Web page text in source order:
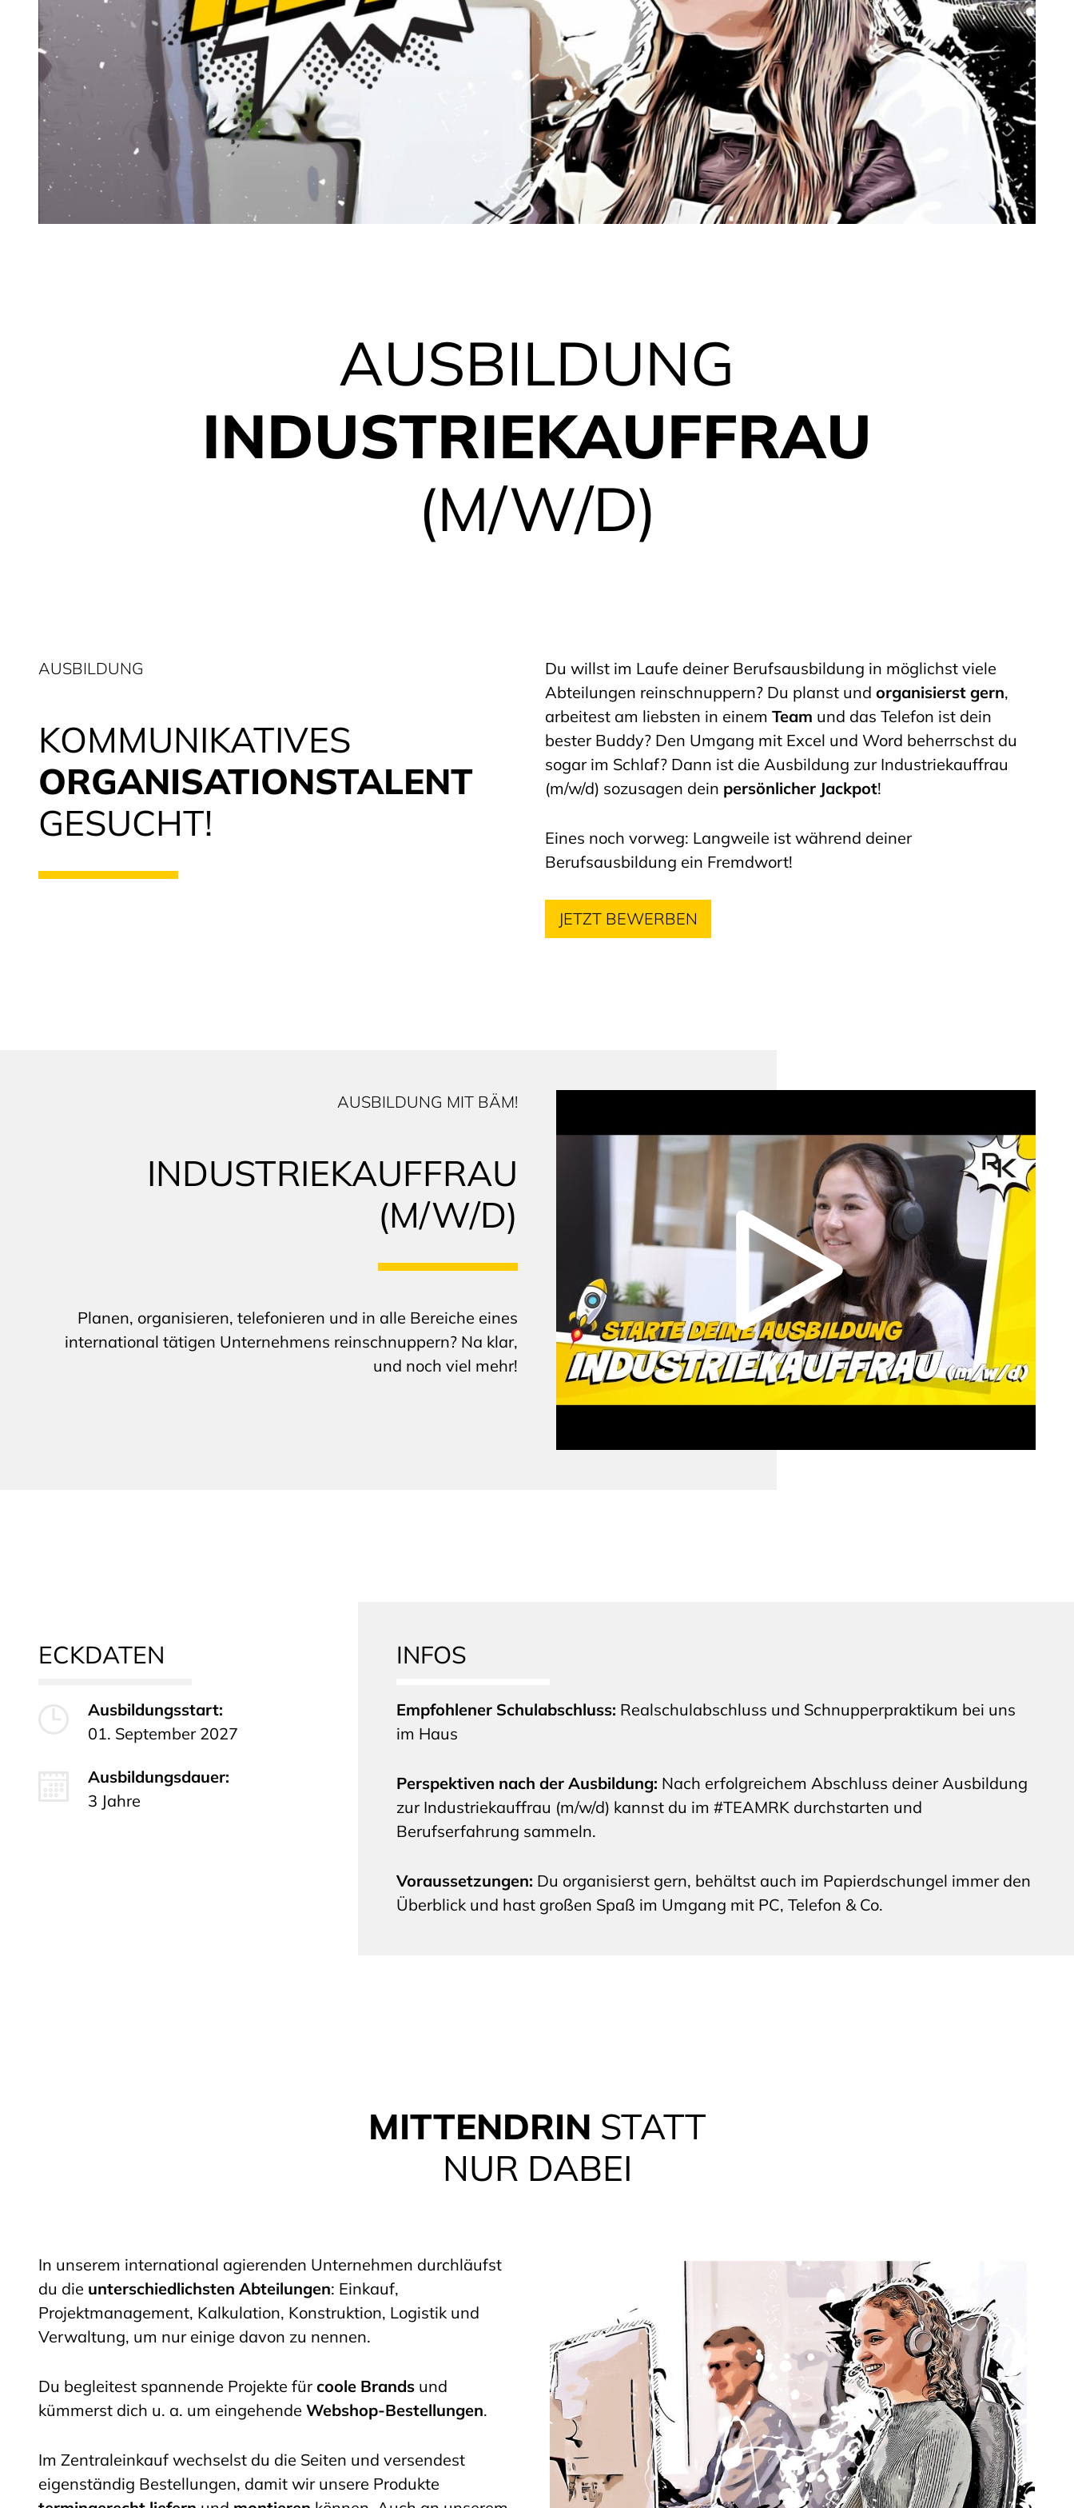
AUSBILDUNG
INDUSTRIEKAUFFRAU
(M/W/D)
AUSBILDUNG
KOMMUNIKATIVES
ORGANISATIONSTALENT
GESUCHT!
Du willst im Laufe deiner Berufsausbildung in möglichst viele
Abteilungen reinschnuppern? Du planst und organisierst gern,
arbeitest am liebsten in einem Team und das Telefon ist dein
bester Buddy? Den Umgang mit Excel und Word beherrschst du
sogar im Schlaf? Dann ist die Ausbildung zur Industriekauffrau
(m/w/d) sozusagen dein persönlicher Jackpot!
Eines noch vorweg: Langweile ist während deiner
Berufsausbildung ein Fremdwort!
JETZT BEWERBEN
AUSBILDUNG MIT BÄM!
INDUSTRIEKAUFFRAU
(M/W/D)
Planen, organisieren, telefonieren und in alle Bereiche eines
international tätigen Unternehmens reinschnuppern? Na klar,
und noch viel mehr!
Video abspielen
ECKDATEN
Ausbildungsstart:
01. September 2027
Ausbildungsdauer:
3 Jahre
INFOS
Empfohlener Schulabschluss: Realschulabschluss und Schnupperpraktikum bei uns
im Haus
Perspektiven nach der Ausbildung: Nach erfolgreichem Abschluss deiner Ausbildung
zur Industriekauffrau (m/w/d) kannst du im #TEAMRK durchstarten und
Berufserfahrung sammeln.
Voraussetzungen: Du organisierst gern, behältst auch im Papierdschungel immer den
Überblick und hast großen Spaß im Umgang mit PC, Telefon & Co.
MITTENDRIN STATT
NUR DABEI
In unserem international agierenden Unternehmen durchläufst
du die unterschiedlichsten Abteilungen: Einkauf,
Projektmanagement, Kalkulation, Konstruktion, Logistik und
Verwaltung, um nur einige davon zu nennen.
Du begleitest spannende Projekte fürcoole Brands und
kümmerst dich u. a. um eingehende Webshop-Bestellungen.
Im Zentraleinkauf wechselst du die Seiten und versendest
eigenständig Bestellungen, damit wir unsere Produkte